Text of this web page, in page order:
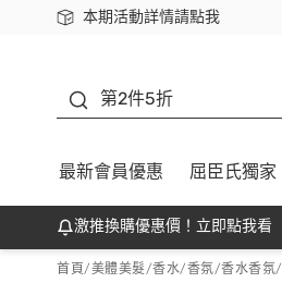
本期活動詳情請點我
下載app最高回饋$350
第2件5折
最新會員優惠 屈臣氏獨家
激推換購優惠價！立即點我看
首頁/美體美髮/香水/香氛/香水香氛/